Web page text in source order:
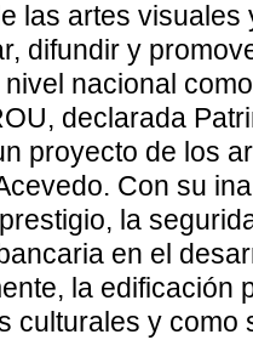
las artes visuales
difundir y
nacional
declarada
proyecto de los
Con su
la
en el
la edificación
culturales y como